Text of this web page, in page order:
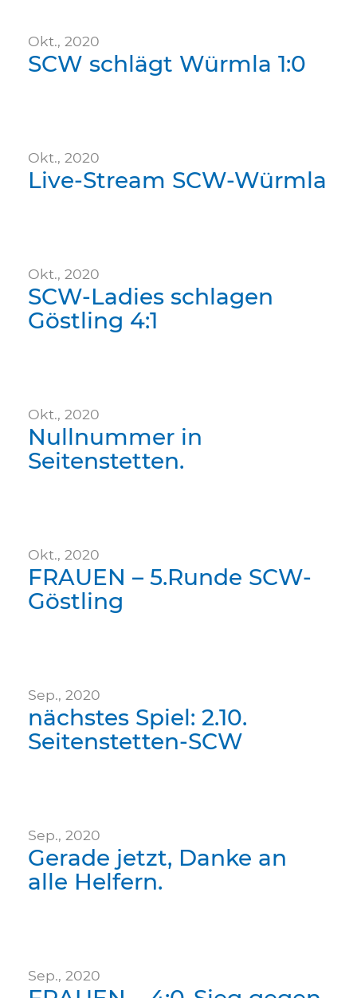
Okt., 2020
SCW schlägt Würmla 1:0
Okt., 2020
Live-Stream SCW-Würmla
Okt., 2020
SCW-Ladies schlagen
Göstling 4:1
Okt., 2020
Nullnummer in
Seitenstetten.
Okt., 2020
FRAUEN – 5.Runde SCW-
Göstling
Sep., 2020
nächstes Spiel: 2.10.
Seitenstetten-SCW
Sep., 2020
Gerade jetzt, Danke an
alle Helfern.
Sep., 2020